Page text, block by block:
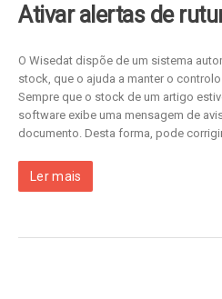
Ativar alertas de
O Wisedat dispõe de um sistema
stock, que o ajuda a manter o
Sempre que o stock de um artigo
software exibe uma mensagem de
documento. Desta forma, pode
Ler mais